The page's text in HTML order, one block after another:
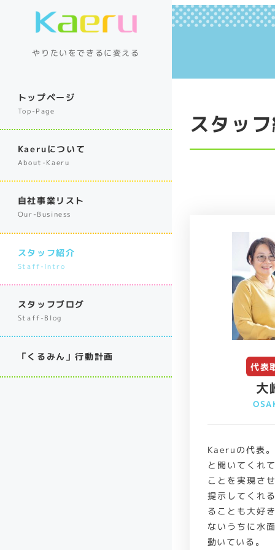
やりたいをできるに変える
トップページ
Top-Page
Kaeruについて
About-Kaeru
自社事業リスト
Our-Business
スタッフ紹介
Staff-Intro
スタッフブログ
Staff-Blog
「くるみん」行動計画
スタッ
代表
大
Kaeruの代表
と聞いてくれ
ことを実現さ
提示してくれ
ることも大好
ないうちに水
動いている。